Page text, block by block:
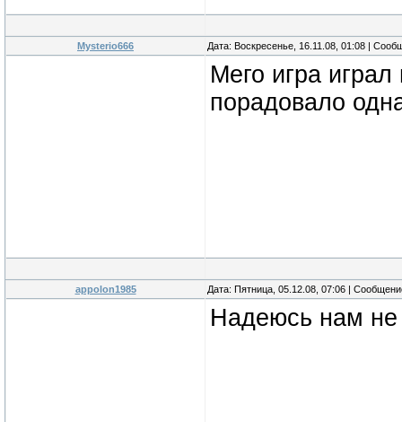
Mysterio666 Дата: Воскресенье, 16.11.08, 01:08 |
Мего игра
порадовало
appolon1985 Дата: Пятница, 05.12.08, 07:06 |
Надеюсь нам не